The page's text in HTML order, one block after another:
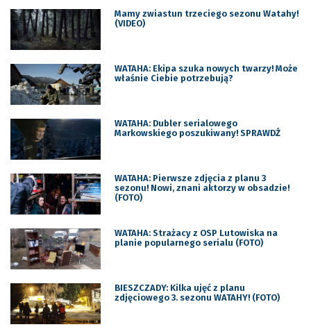
Mamy zwiastun trzeciego sezonu Watahy!
(VIDEO)
WATAHA: Ekipa szuka nowych twarzy! Może
właśnie Ciebie potrzebują?
WATAHA: Dubler serialowego
Markowskiego poszukiwany! SPRAWDŹ
WATAHA: Pierwsze zdjęcia z planu 3
sezonu! Nowi, znani aktorzy w obsadzie!
(FOTO)
WATAHA: Strażacy z OSP Lutowiska na
planie popularnego serialu (FOTO)
BIESZCZADY: Kilka ujęć z planu
zdjęciowego 3. sezonu WATAHY! (FOTO)